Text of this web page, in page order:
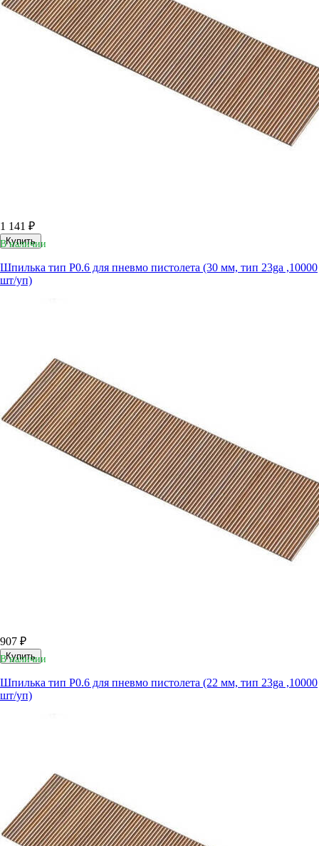
1 141 ₽
Купить
В наличии
Шпилька тип P0.6 для пневмо пистолета (30 мм, тип 23ga ,10000
шт/уп)
907 ₽
Купить
В наличии
Шпилька тип P0.6 для пневмо пистолета (22 мм, тип 23ga ,10000
шт/уп)